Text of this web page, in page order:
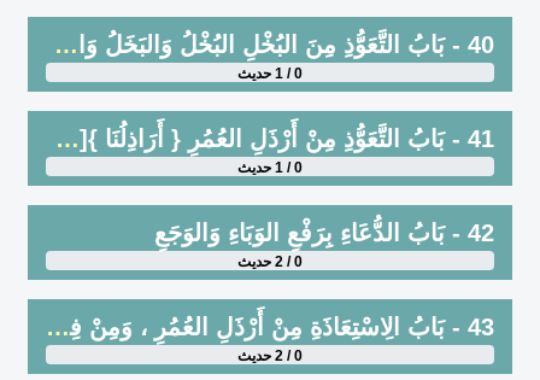
40 - بَابُ التَّعَوُّذِ مِنَ البُخْلِ البُخْلُ وَالبَخَلُ وَاحِدٌ ، مِثْلُ الحُزْنِ وَالحَزَنِ
0 / 1 حديث
41 - بَابُ التَّعَوُّذِ مِنْ أَرْذَلِ العُمُرِ { أَرَاذِلُنَا }[هود : 27] : أَسْقَاطُنَا
0 / 1 حديث
42 - بَابُ الدُّعَاءِ بِرَفْعِ الوَبَاءِ وَالوَجَعِ
0 / 2 حديث
43 - بَابُ الِاسْتِعَاذَةِ مِنْ أَرْذَلِ العُمُرِ ، وَمِنْ فِتْنَةِ الدُّنْيَا وَفِتْنَةِ النَّارِ
0 / 2 حديث